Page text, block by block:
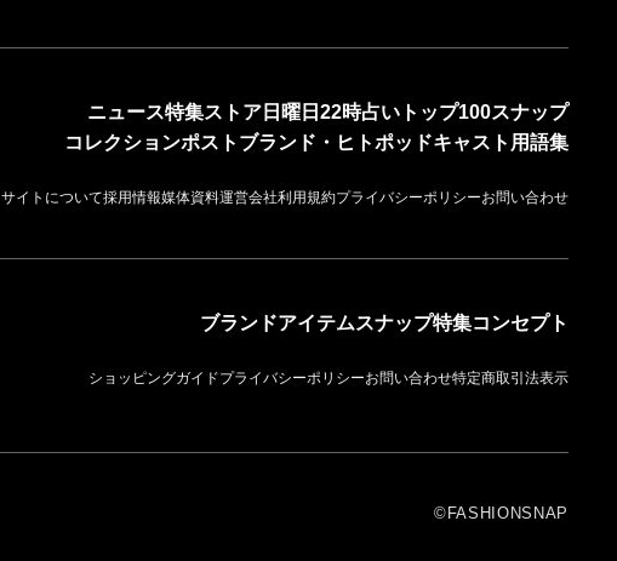
ニュース特集ストア 日曜日22時占い トップ100スナップ
コレクションポスト ブランド・ヒトポッドキャスト 用語集
サイトについて採用情報媒体資料運営会社利用規約プライバシーポリシーお問い合わせ
ブランドアイテムスナップ特集コンセプト
ショッピングガイドプライバシーポリシーお問い合わせ特定商取引法表示
©FASHIONSNAP